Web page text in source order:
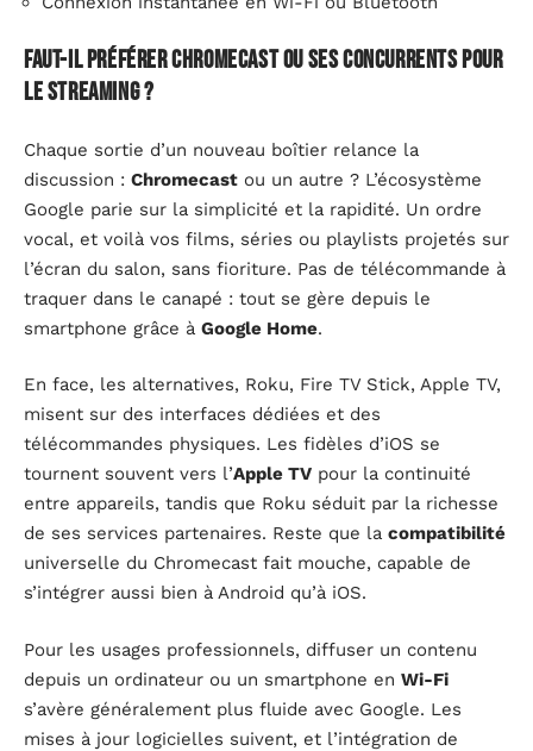
Faut-il préférer Chromecast ou ses concurrents pour
le streaming ?
Chaque sortie d’un nouveau boîtier relance la
discussion : Chromecast ou un autre ? L’écosystème
Google parie sur la simplicité et la rapidité. Un ordre
vocal, et voilà vos films, séries ou playlists projetés sur
l’écran du salon, sans fioriture. Pas de télécommande à
traquer dans le canapé : tout se gère depuis le
smartphone grâce à Google Home.
En face, les alternatives, Roku, Fire TV Stick, Apple TV,
misent sur des interfaces dédiées et des
télécommandes physiques. Les fidèles d’iOS se
tournent souvent vers l’Apple TV pour la continuité
entre appareils, tandis que Roku séduit par la richesse
de ses services partenaires. Reste que la compatibilité
universelle du Chromecast fait mouche, capable de
s’intégrer aussi bien à Android qu’à iOS.
Pour les usages professionnels, diffuser un contenu
depuis un ordinateur ou un smartphone en Wi-Fi
s’avère généralement plus fluide avec Google. Les
mises à jour logicielles suivent, et l’intégration de